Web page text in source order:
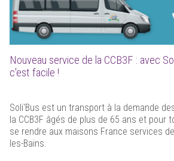
Nouveau service de la CCB3F : avec
c'est facile !
Soli'Bus est un transport à la demande
la CCB3F âgés de plus de 65 ans et pour
se rendre aux maisons France services
les-Bains.